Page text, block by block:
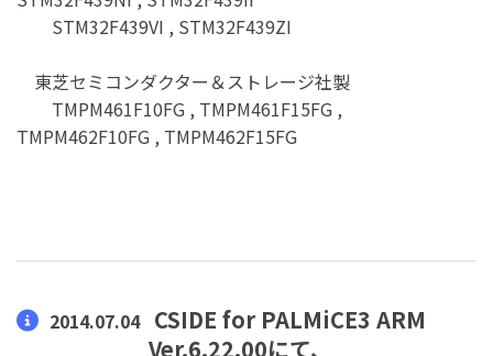
STM32F439VI , STM32F439ZI
東芝セミコンダクター＆ストレージ社製
TMPM461F10FG , TMPM461F15FG ,
TMPM462F10FG , TMPM462F15FG
2014.07.04 CSIDE for PALMiCE3 ARM
Ver.6.22.00にて、